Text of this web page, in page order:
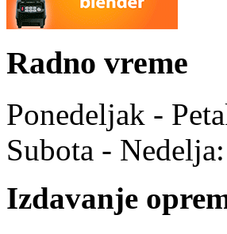
Radno vreme
Ponedeljak -
Subota -
Izdavanje